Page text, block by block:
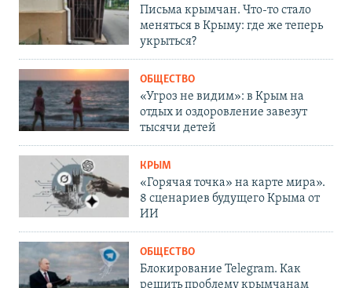
Письма крымчан. Что-то стало
меняться в Крыму: где же теперь
укрыться?
ОБЩЕСТВО
«Угроз не видим»: в Крым на
отдых и оздоровление завезут
тысячи детей
КРЫМ
«Горячая точка» на карте мира».
8 сценариев будущего Крыма от
ИИ
ОБЩЕСТВО
Блокирование Telegram. Как
решить проблему крымчанам